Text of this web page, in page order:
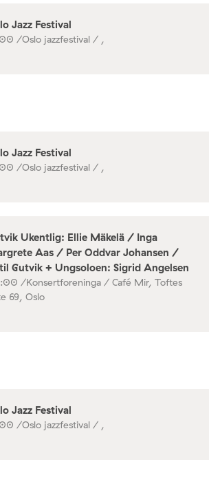
Jazz Festival
/Oslo jazzfestival / ,
Jazz Festival
/Oslo jazzfestival / ,
Ukentlig: Ellie Mäkelä / Inga
Aas / Per Oddvar Johansen /
Gutvik + Ungsoloen: Sigrid Angelsen
/Konsertforeninga / Café Mir, Toftes
69, Oslo
Jazz Festival
/Oslo jazzfestival / ,